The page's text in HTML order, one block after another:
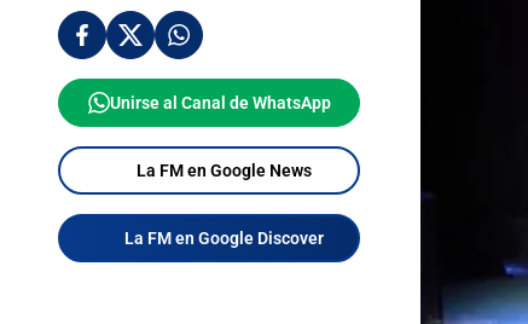
Unirse al Canal de WhatsApp
La FM en Google News
La FM en Google Discover